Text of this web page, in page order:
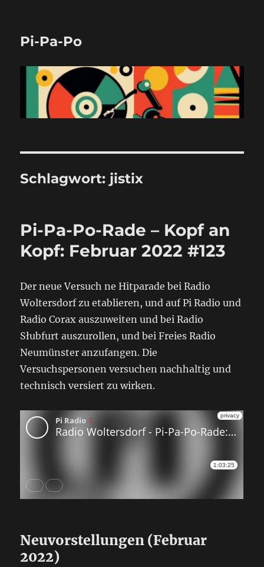
Pi-Pa-Po
Schlagwort: jistix
Pi-Pa-Po-Rade – Kopf an
Kopf: Februar 2022 #123
Der neue Versuch ne Hitparade bei Radio
Woltersdorf zu etablieren, und auf Pi Radio und
Radio Corax auszuweiten und bei Radio
Słubfurt auszurollen, und bei Freies Radio
Neumünster anzufangen. Die
Versuchspersonen versuchen nachhaltig und
technisch versiert zu wirken.
Neuvorstellungen (Februar
2022)